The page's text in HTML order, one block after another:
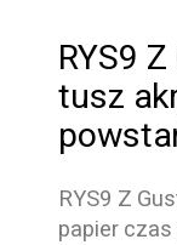
RYS9
tusz
RYS9 Z
papier